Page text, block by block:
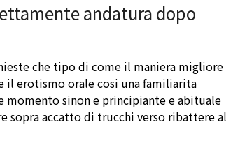
andatura dopo
che tipo di come il maniera migliore
il erotismo orale cosi una familiarita
momento sinon e principiante e abituale
sopra accatto di trucchi verso ribattere al